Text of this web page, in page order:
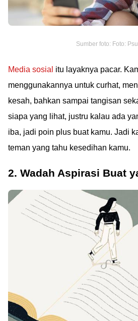
Sumber foto: Foto:
Media sosial itu layaknya pacar.
menggunakannya untuk curhat,
kesah, bahkan sampai tangisan
siapa yang lihat, justru kalau ada
iba, jadi poin plus buat kamu. Jadi
teman yang tahu kesedihan kamu.
2. Wadah Aspirasi Buat